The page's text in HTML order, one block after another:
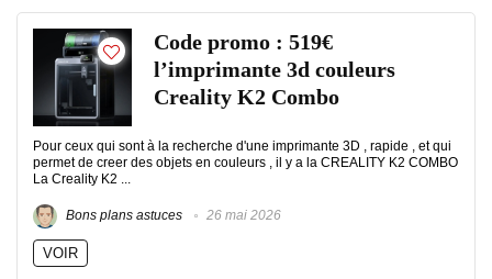
Code promo : 519€
l’imprimante 3d couleurs
Creality K2 Combo
Pour ceux qui sont à la recherche d'une imprimante 3D , rapide , et qui
permet de creer des objets en couleurs , il y a la CREALITY K2 COMBO
La Creality K2 ...
Bons plans astuces 26 mai 2026
VOIR